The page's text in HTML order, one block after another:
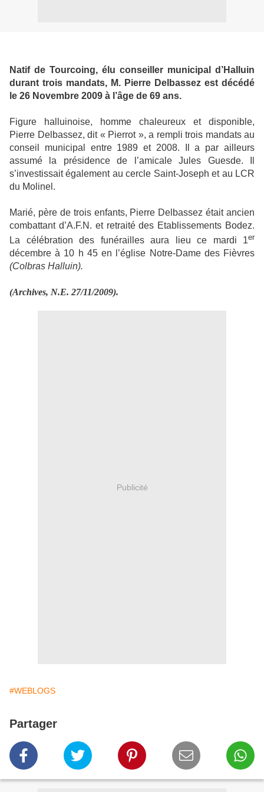
Natif de Tourcoing, élu conseiller municipal d’Halluin
durant trois mandats, M. Pierre Delbassez est décédé
le 26 Novembre 2009 à l’âge de 69 ans.
Figure halluinoise, homme chaleureux et disponible,
Pierre Delbassez, dit « Pierrot », a rempli trois mandats au
conseil municipal entre 1989 et 2008. Il a par ailleurs
assumé la présidence de l’amicale Jules Guesde. Il
s’investissait également au cercle Saint-Joseph et au LCR
du Molinel.
Marié, père de trois enfants, Pierre Delbassez était ancien
combattant d’A.F.N. et retraité des Etablissements Bodez.
La célébration des funérailles aura lieu ce mardi 1er
décembre à 10 h 45 en l’église Notre-Dame des Fièvres
(Colbras Halluin).
(Archives, N.E. 27/11/2009).
Publicité
#WEBLOGS
Partager